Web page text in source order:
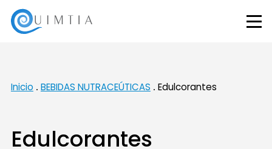
Inicio BEBIDAS NUTRACEÚTICAS Edulcorantes
Edulcorantes